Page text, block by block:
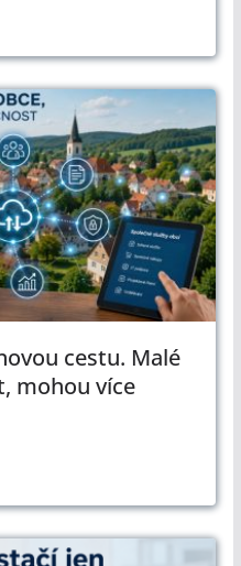
cestu. Malé
mohou více